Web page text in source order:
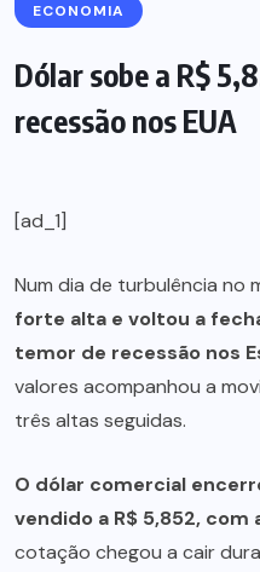
ECONOMIA
Dólar sobe a R$
recessão nos EUA
[ad_1]
Num dia de turbulência no
forte alta e voltou a
temor de recessão nos
valores acompanhou a
três altas seguidas.
O dólar comercial
vendido a R$ 5,852, com
cotação chegou a cair